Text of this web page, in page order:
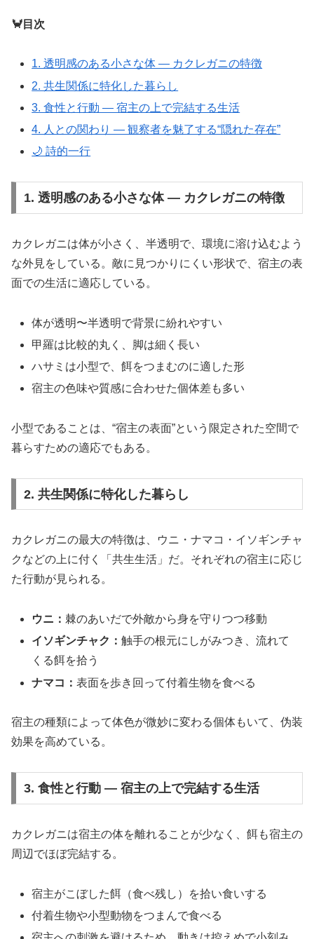
🦀目次
1. 透明感のある小さな体 ― カクレガニの特徴
2. 共生関係に特化した暮らし
3. 食性と行動 ― 宿主の上で完結する生活
4. 人との関わり ― 観察者を魅了する“隠れた存在”
🌙 詩的一行
1. 透明感のある小さな体 ― カクレガニの特徴
カクレガニは体が小さく、半透明で、環境に溶け込むよう
な外見をしている。敵に見つかりにくい形状で、宿主の表
面での生活に適応している。
体が透明〜半透明で背景に紛れやすい
甲羅は比較的丸く、脚は細く長い
ハサミは小型で、餌をつまむのに適した形
宿主の色味や質感に合わせた個体差も多い
小型であることは、“宿主の表面”という限定された空間で
暮らすための適応でもある。
2. 共生関係に特化した暮らし
カクレガニの最大の特徴は、ウニ・ナマコ・イソギンチャ
クなどの上に付く「共生生活」だ。それぞれの宿主に応じ
た行動が見られる。
ウニ： 棘のあいだで外敵から身を守りつつ移動
イソギンチャク：触手の根元にしがみつき、流れて
くる餌を拾う
ナマコ：表面を歩き回って付着生物を食べる
宿主の種類によって体色が微妙に変わる個体もいて、伪装
効果を高めている。
3. 食性と行動 ― 宿主の上で完結する生活
カクレガニは宿主の体を離れることが少なく、餌も宿主の
周辺でほぼ完結する。
宿主がこぼした餌（食べ残し）を拾い食いする
付着生物や小型動物をつまんで食べる